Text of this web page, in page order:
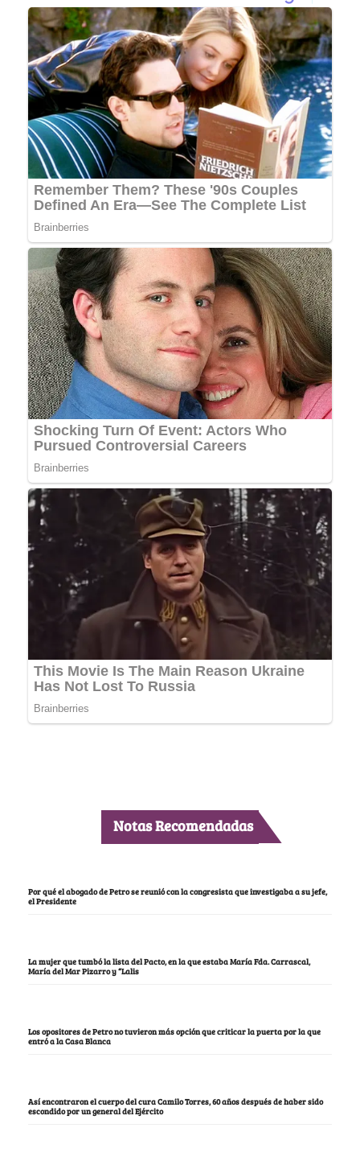
Notas Recomendadas
Por qué el abogado de Petro se reunió con la congresista que investigaba a su jefe,
el Presidente
La mujer que tumbó la lista del Pacto, en la que estaba María Fda. Carrascal,
María del Mar Pizarro y “Lalis
Los opositores de Petro no tuvieron más opción que criticar la puerta por la que
entró a la Casa Blanca
Así encontraron el cuerpo del cura Camilo Torres, 60 años después de haber sido
escondido por un general del Ejército